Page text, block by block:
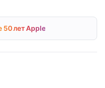
50 лет Apple